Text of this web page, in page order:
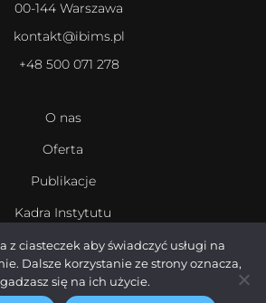
00-144 Warszawa
kontakt@ibims.pl
+48 500 071 278
O nas
Oferta
Publikacje
Kadra Instytutu
Kariera
z ciasteczek aby świadczyć usługi na
Dalsze korzystanie ze strony oznacza,
się na ich użycie.